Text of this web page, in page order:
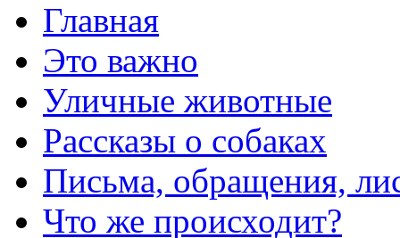
Главная
Это важно
Уличные животные
Рассказы о собаках
Письма, обращения,
Что же происходит?